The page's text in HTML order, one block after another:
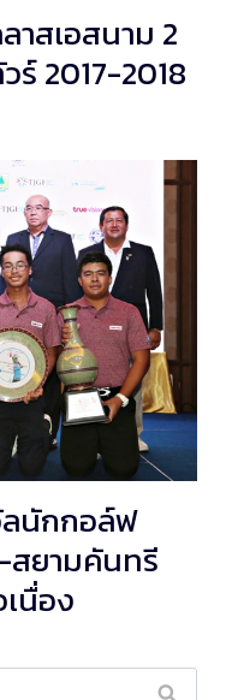
สเอสนาม 2
2017-2018
ลนักกอล์ฟ
สยามคันทรี
นื่อง